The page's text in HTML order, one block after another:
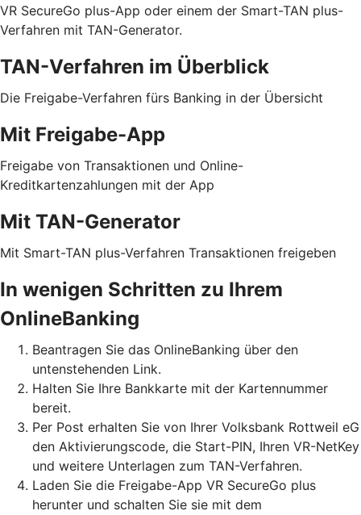
VR SecureGo plus-App oder einem der Smart-TAN plus-
Verfahren mit TAN-Generator.
TAN-Verfahren im Überblick
Die Freigabe-Verfahren fürs Banking in der Übersicht
Mit Freigabe-App
Freigabe von Transaktionen und Online-
Kreditkartenzahlungen mit der App
Mit TAN-Generator
Mit Smart-TAN plus-Verfahren Transaktionen freigeben
In wenigen Schritten zu Ihrem
OnlineBanking
Beantragen Sie das OnlineBanking über den
untenstehenden Link.
Halten Sie Ihre Bankkarte mit der Kartennummer
bereit.
Per Post erhalten Sie von Ihrer Volksbank Rottweil eG
den Aktivierungscode, die Start-PIN, Ihren VR-NetKey
und weitere Unterlagen zum TAN-Verfahren.
Laden Sie die Freigabe-App VR SecureGo plus
herunter und schalten Sie sie mit dem